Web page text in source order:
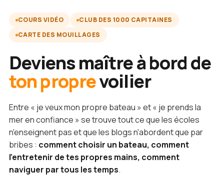
COURS VIDÉO
CLUB DES 1000 CAPITAINES
CARTE DES MOUILLAGES
Deviens maître à bord de
ton proprevoilier
Entre « je veux mon propre bateau » et « je prends la
mer en confiance » se trouve tout ce que les écoles
n'enseignent pas et que les blogs n'abordent que par
bribes : comment choisir un bateau, comment
l'entretenir de tes propres mains, comment
naviguer par tous les temps.